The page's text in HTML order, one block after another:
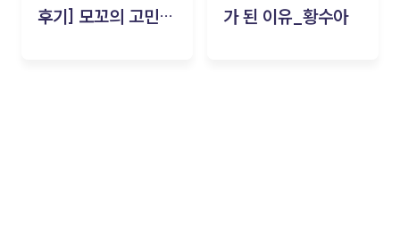
후기] 모꼬의 고민세
가 된 이유_황수아